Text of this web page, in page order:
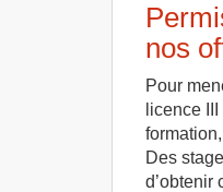
nos
Pour
licence
Des
d’obtenir